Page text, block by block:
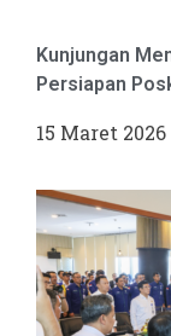
Kunjungan
Persiapan
15 Maret 2026